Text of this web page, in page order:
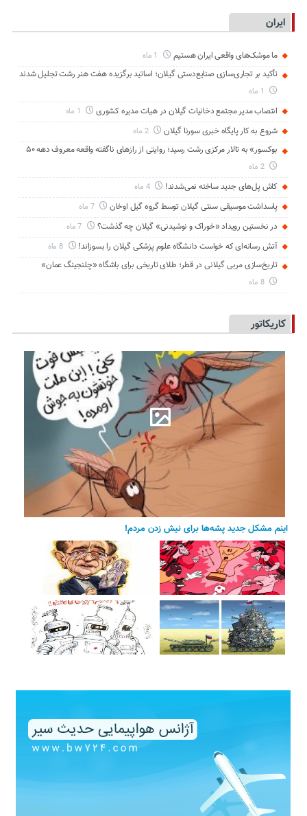
ایران
ما موشک‌های واقعی ایران هستیم
تأکید بر تجاری‌سازی صنایع‌دستی گیلان؛ اساتید برگزیده هفت هنر رشت تجلیل شدند
انتصاب مدیر مجتمع دخانیات گیلان در هیات مدیره کشوری
شروع به کار پایگاه خبری سورنا گیلان 2 ماه
بوکسور» به تالار مرکزی رشت رسید؛ روایتی از رازهای ناگفته واقعه معروف دهه ۵۰
2 ماه
کاش پل‌های جدید ساخته نمی‌شدند! 4 ماه
پاسداشت موسیقی سنتی گیلان توسط گروه گیل اوخان 7 ماه
در نخستین رویداد «خوراک و نوشیدنی» گیلان چه گذشت؟
آتش رسانه‌ای که خواست دانشگاه علوم پزشکی گیلان را بسوزاند! 8 ماه
تاریخ‌سازی مربی گیلانی در قطر؛ طلای تاریخی برای باشگاه «چلنجینگ عمان»
8 ماه
کاریکاتور
اینم مشکل جدید پشه‌ها برای نیش زدن مردم!